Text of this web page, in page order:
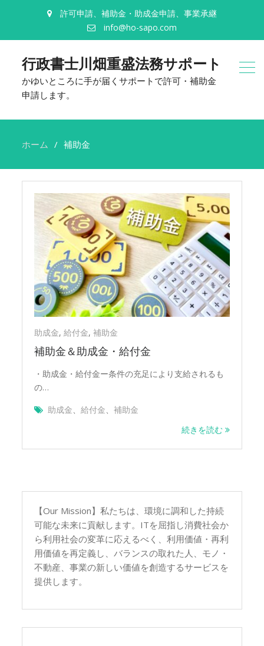
許可申請、補助金・助成金申請、事業承継
info@ho-sapo.com
行政書士川畑重盛法務サポート
かゆいところに手が届くサポートで許可・補助金
申請します。
ホーム 補助金
補
金
助成金,給付金,補助金
補助金＆助成金・給付金
・助成金・給付金ー条件の充足により支給されるも
の…
助成金、給付金、補助金
続きを読む
【Our Mission】私たちは、環境に調和した持続
可能な未来に貢献します。ITを屈指し消費社会か
ら利用社会の変革に応えるべく、利用価値・再利
用価値を再定義し、バランスの取れた人、モノ・
不動産、事業の新しい価値を創造するサービスを
提供します。